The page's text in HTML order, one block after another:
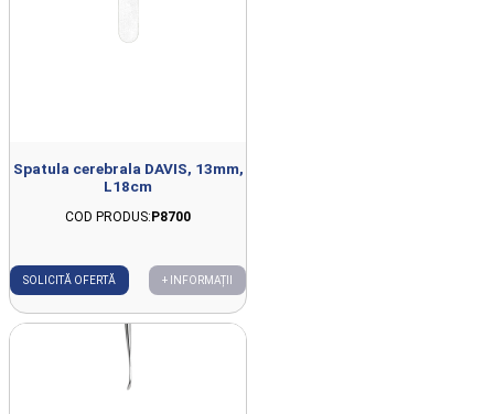
Spatula cerebrala DAVIS, 13mm,
L18cm
COD PRODUS:P8700
SOLICITĂ OFERTĂ + INFORMAȚII